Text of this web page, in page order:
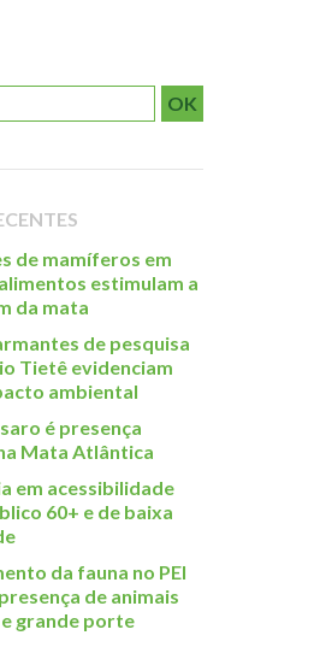
OK
de mamíferos em
estimulam a
da mata
de pesquisa
Tietê evidenciam
ambiental
é presença
Mata Atlântica
em acessibilidade
60+ e de baixa
da fauna no PEI
de animais
grande porte